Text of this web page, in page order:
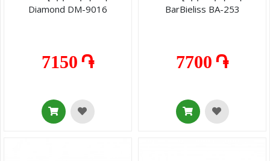
Diamond DM-9016
7150 ֏
BarBieliss BA-253
7700 ֏